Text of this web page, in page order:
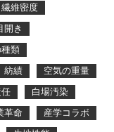
繊維密度
開き
類
紡績
空気の重量
白場汚染
革命
産学コラボ